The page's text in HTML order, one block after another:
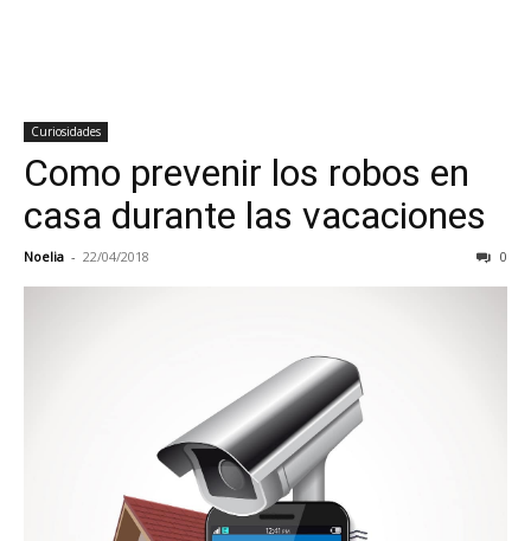
Curiosidades
Como prevenir los robos en
casa durante las vacaciones
Noelia - 22/04/2018 0